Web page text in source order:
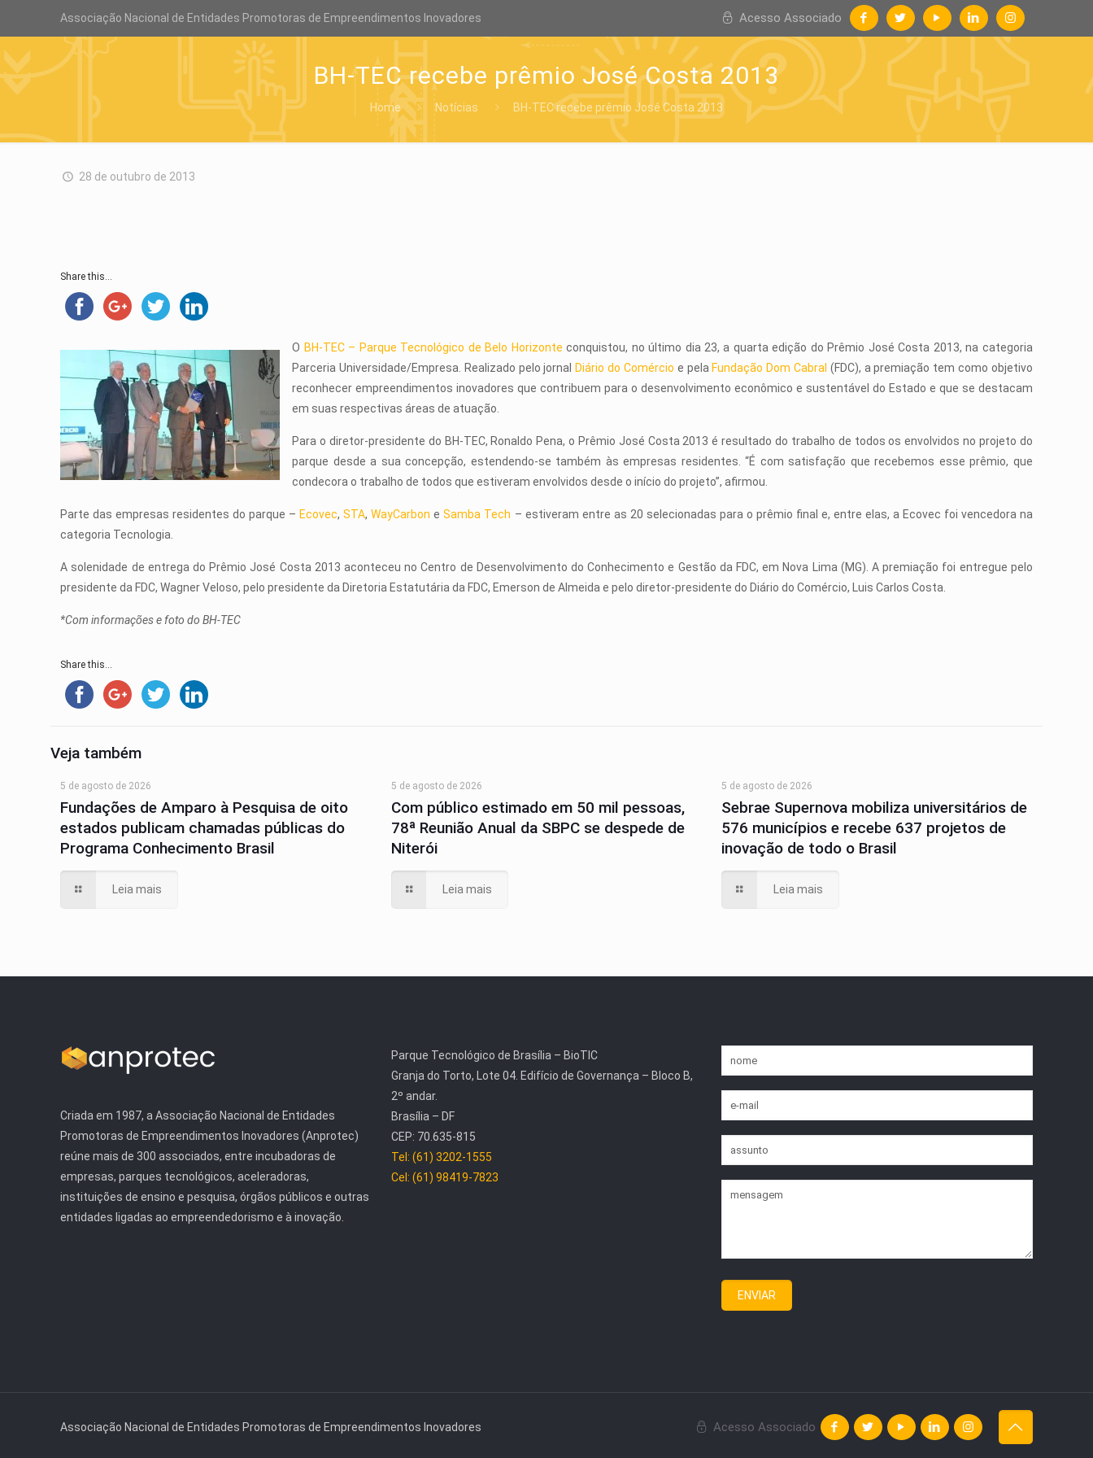
Associação Nacional de Entidades Promotoras de Empreendimentos Inovadores Acesso Associado
BH-TEC recebe prêmio José Costa 2013
Home Notícias BH-TEC recebe prêmio José Costa 2013
28 de outubro de 2013
Share this...
O BH-TEC – Parque Tecnológico de Belo Horizonte conquistou, no último dia 23, a quarta edição do Prêmio José Costa 2013, na categoria
Parceria Universidade/Empresa. Realizado pelo jornal
Diário do Comércio e pela Fundação Dom Cabral (FDC), a premiação tem como objetivo
reconhecer empreendimentos inovadores que contribuem para o desenvolvimento econômico e sustentável do Estado e que se destacam
em suas respectivas áreas de atuação.
Para o diretor-presidente do BH-TEC, Ronaldo Pena, o Prêmio José Costa 2013 é resultado do trabalho de todos os envolvidos no projeto do
parque desde a sua concepção, estendendo-se também às empresas residentes. “É com satisfação que recebemos esse prêmio, que
condecora o trabalho de todos que estiveram envolvidos desde o início do projeto”, afirmou.
Parte das empresas residentes do parque – Ecovec,STA,WayCarbon eSamba Tech – estiveram entre as 20 selecionadas para o prêmio final e, entre elas, a Ecovec foi vencedora na
categoria Tecnologia.
A solenidade de entrega do Prêmio José Costa 2013 aconteceu no Centro de Desenvolvimento do Conhecimento e Gestão da FDC, em Nova Lima (MG). A premiação foi entregue pelo
presidente da FDC, Wagner Veloso, pelo presidente da Diretoria Estatutária da FDC, Emerson de Almeida e pelo diretor-presidente do Diário do Comércio, Luis Carlos Costa.
*Com informações e foto do BH-TEC
Share this...
Veja também
5 de agosto de 2026
Fundações de Amparo à Pesquisa de oito
estados publicam chamadas públicas do
Programa Conhecimento Brasil
Leia mais
5 de agosto de 2026
Com público estimado em 50 mil pessoas,
78ª Reunião Anual da SBPC se despede de
Niterói
Leia mais
5 de agosto de 2026
Sebrae Supernova mobiliza universitários de
576 municípios e recebe 637 projetos de
inovação de todo o Brasil
Leia mais
Criada em 1987, a Associação Nacional de Entidades
Promotoras de Empreendimentos Inovadores (Anprotec)
reúne mais de 300 associados, entre incubadoras de
empresas, parques tecnológicos, aceleradoras,
instituições de ensino e pesquisa, órgãos públicos e outras
entidades ligadas ao empreendedorismo e à inovação.
Parque Tecnológico de Brasília – BioTIC
Granja do Torto, Lote 04. Edifício de Governança – Bloco B,
2º andar.
Brasília – DF
CEP: 70.635-815
Tel: (61) 3202-1555
Cel: (61) 98419-7823
Associação Nacional de Entidades Promotoras de Empreendimentos Inovadores Acesso Associado